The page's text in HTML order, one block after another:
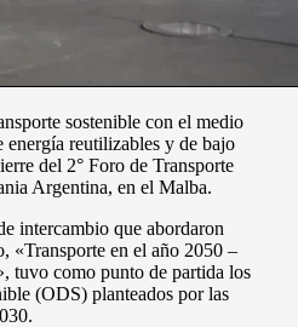
sostenible con el medio
energía reutilizables y de bajo
del 2° Foro de Transporte
Argentina, en el Malba.
intercambio que abordaron
«Transporte en el año 2050 –
tuvo como punto de partida los
(ODS) planteados por las